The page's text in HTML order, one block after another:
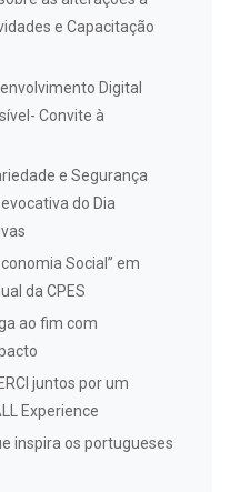
e Capacitação
Digital
Convite à
e Segurança
do Dia
Social” em
da CPES
ao fim com
juntos por um
Experience
inspira os portugueses